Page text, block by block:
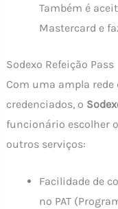
Também é
Mastercard e
Sodexo Refeição Pass
Com uma ampla
credenciados, o
funcionário escolher
outros serviços:
Facilidade de
no PAT